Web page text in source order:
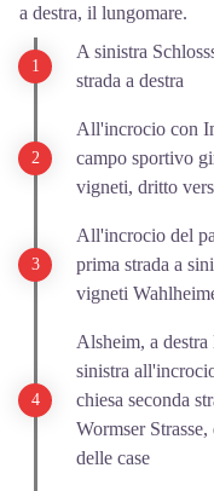
a destra, il lungomare.
A sinistra
strada a destra
All'incrocio con
campo sportivo
vigneti, dritto
All'incrocio del
prima strada a
vigneti
Alsheim, a
sinistra
chiesa seconda
Wormser
delle case